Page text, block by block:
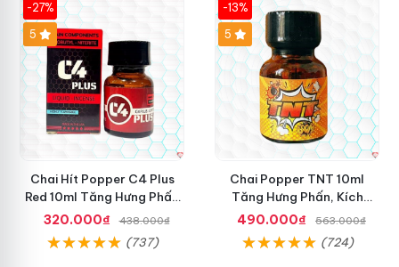
-27%
5
Chai Hít Popper C4 Plus
Red 10ml Tăng Hưng Phấn
Hiệu Quả
320.000₫ 438.000₫
(737)
-13%
5
Chai Popper TNT 10ml
Tăng Hưng Phấn, Kích
Thích Mạnh Mẽ
490.000₫ 563.000₫
(724)